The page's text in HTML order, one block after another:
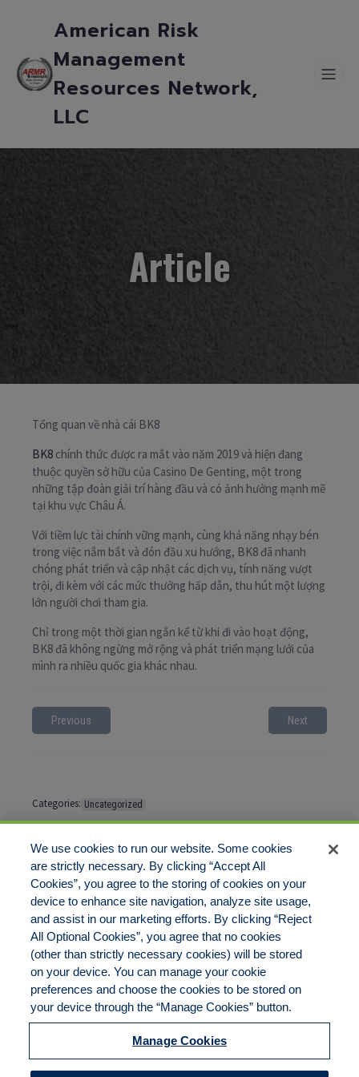
American Risk
Management
Resources Network,
LLC
Article
Tổng quan về nhà cái BK8
BK8 chính thức được ra mắt vào năm 2019 và hiện đang
thuộc quyền sở hữu của Casino De Genting, một trong
những tập đoàn giải trí hàng đầu và có ảnh hưởng mạnh mẽ
tại khu vực Châu Á.
Với tiềm lực tài chính vững mạnh, cùng khả năng nhạy bén
trong việc nắm bắt và đón đầu xu hướng, BK8 đã nhanh
chóng phát triển và cập nhật các dịch vụ, tính năng vượt
trội, đi kèm với các mức thưởng hấp dẫn, thu hút một lượng
lớn người chơi tham gia.
Chỉ trong một thời gian ngắn kể từ khi đi vào hoạt động,
BK8 đã không ngừng mở rộng và phát triển mạng lưới của
mình ra nhiều quốc gia khác nhau.
Previous Next
Categories: Uncategorized
Tags:
Comments are closed
DisclaimerLegal Notices Your Privacy Rights
Do Not Sell/Share/Limit DisclosureManage CookiesCookies Policy
Commitment to EEO
We use cookies to run our website. Some cookies
are strictly necessary. By clicking “Accept All
Cookies”, you agree to the storing of cookies on your
device to enhance site navigation, analyze site usage,
and assist in our marketing efforts. By clicking “Reject
All Optional Cookies”, you agree that no cookies
(other than strictly necessary cookies) will be stored
on your device. You can manage your cookie
preferences and choose the cookies to be stored on
your device through the “Manage Cookies” button.
Manage Cookies